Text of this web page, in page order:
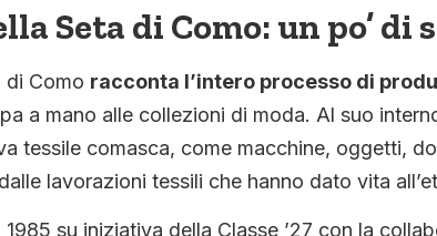
Seta di Como: un po’ di
di Como racconta l’intero processo di
a mano alle collezioni di moda. Al suo
tessile comasca, come macchine, oggetti,
lavorazioni tessili che hanno dato vita
su iniziativa della Classe ’27 con la